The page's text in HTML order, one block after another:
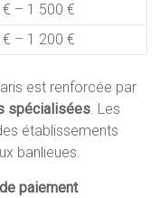
– 1 500 €
– 1 200 €
est renforcée par
spécialisées. Les
établissements
banlieues.
paiement